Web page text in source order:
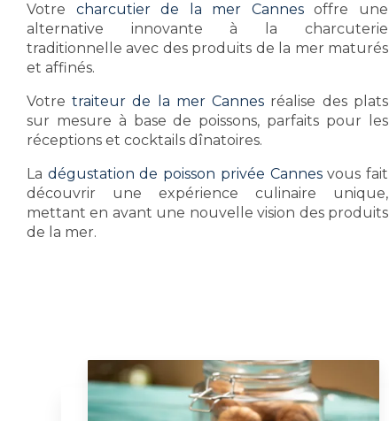
Votre charcutier de la mer Cannesoffre une
alternative innovante à la charcuterie
traditionnelle avec des produits de la mer maturés
et affinés.
Votretraiteur de la mer Cannes réalise des plats
sur mesure à base de poissons, parfaits pour les
réceptions et cocktails dînatoires.
La dégustation de poisson privée Cannesvous fait
découvrir une expérience culinaire unique,
mettant en avant une nouvelle vision des produits
de la mer.